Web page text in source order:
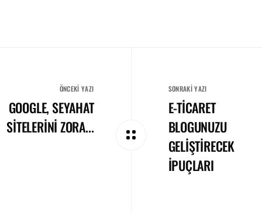
ÖNCEKI YAZI
GOOGLE, SEYAHAT
SITELERINI ZORA...
SONRAKI YAZI
E-TICARET
BLOGUNUZU
GELIŞTIRECEK
İPUÇLARI